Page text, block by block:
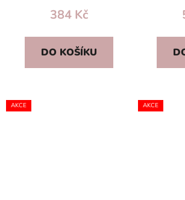
384 Kč
DO KOŠÍKU
AKCE AKCE